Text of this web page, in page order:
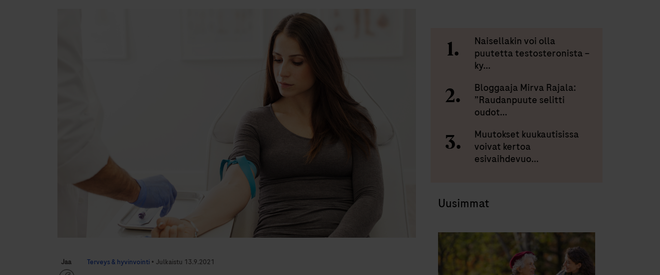
Jaa Terveys & hyvinvointi• Julkaistu 13.9.2021
Naisellakin voi olla
puutetta testosteronista –
ky...
Bloggaaja Mirva Rajala:
”Raudanpuute selitti
oudot...
Muutokset kuukautisissa
voivat kertoa
esivaihdevuo...
Uusimmat